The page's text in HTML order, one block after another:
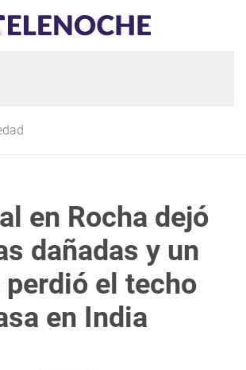
en Rocha dejó
dañadas y un
perdió el techo
en India